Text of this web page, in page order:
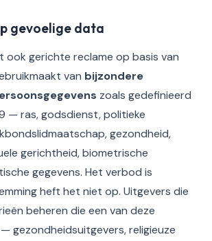
gevoelige data
ook gerichte reclame op basis van
van bijzondere
zoals gedefinieerd
— ras, godsdienst, politieke
gezondheid,
gerichtheid, biometrische
gegevens. Het verbod is
heft het niet op. Uitgevers die
beheren die een van deze
gezondheidsuitgevers, religieuze